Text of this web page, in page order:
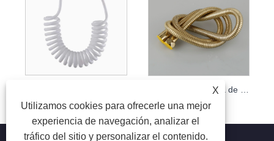
X
Utilizamos cookies para ofrecerle una mejor
experiencia de navegación, analizar el
tráfico del sitio y personalizar el contenido.